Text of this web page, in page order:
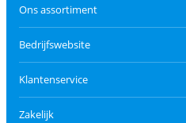
Ons assortiment
Bedrijfswebsite
Klantenservice
Zakelijk